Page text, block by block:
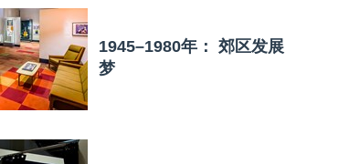
1945–1980年： 郊区发展
梦